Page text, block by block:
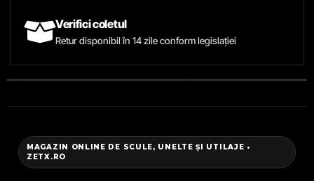
Verifici coletul
Retur disponibil în 14 zile conform legislației
MAGAZIN ONLINE DE SCULE, UNELTE ȘI UTILAJE •
ZETX.RO